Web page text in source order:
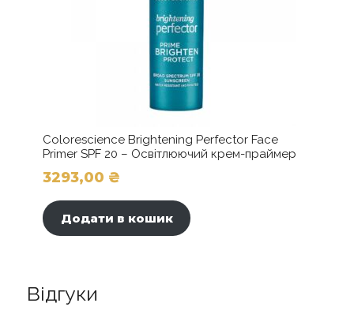
Colorescience Brightening Perfector Face
Primer SPF 20 – Освітлюючий крем-праймер
3293,00 ₴
Додати в кошик
Відгуки